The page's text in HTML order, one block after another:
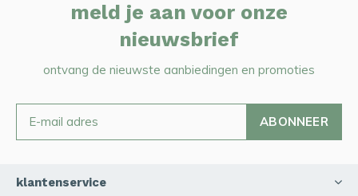
meld je aan voor onze
nieuwsbrief
ontvang de nieuwste aanbiedingen en promoties
ABONNEER
klantenservice